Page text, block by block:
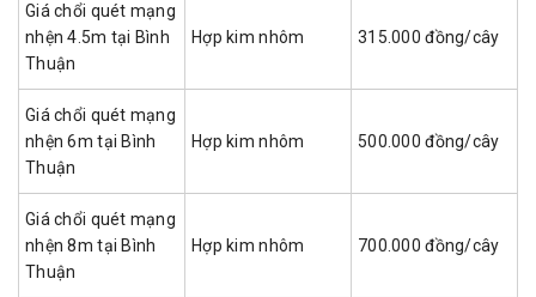
Giá chổi quét mạng
nhện 4.5m tại Bình
Thuận
Hợp kim nhôm 315.000 đồng/cây
Giá chổi quét mạng
nhện 6m tại Bình
Thuận
Hợp kim nhôm 500.000 đồng/cây
Giá chổi quét mạng
nhện 8m tại Bình
Thuận
Hợp kim nhôm 700.000 đồng/cây